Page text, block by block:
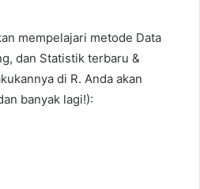
mempelajari metode Data
dan Statistik terbaru &
di R. Anda akan
banyak lagi!):